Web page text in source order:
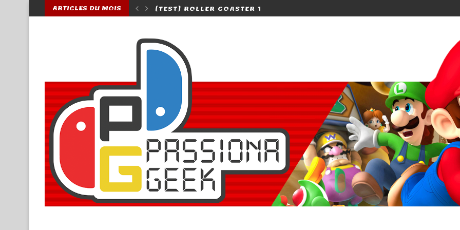
ARTICLES DU MOIS
TYCOON 3 COMPLETE EDITION (SWITCH)[MANGA] CONFÉRENCE DE PRESSE ET AVIS SUR BLITZ...